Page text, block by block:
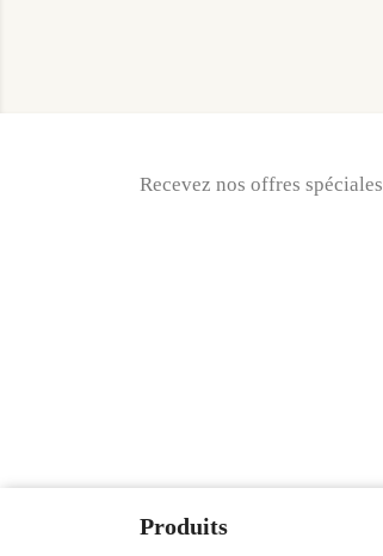
Recevez nos offres spéciales
Produits